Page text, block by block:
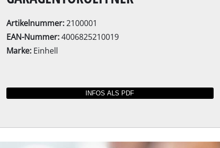
Artikelnummer:2100001
EAN-Nummer:4006825210019
Marke: Einhell